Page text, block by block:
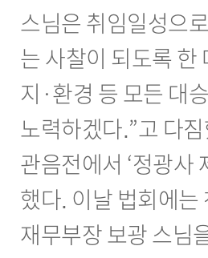
스님은 취임일성으
는 사찰이 되도록 한
지·환경 등 모든 대
노력하겠다.”고 다
관음전에서 ‘정광사
했다. 이날 법회에는
재무부장 보광 스님